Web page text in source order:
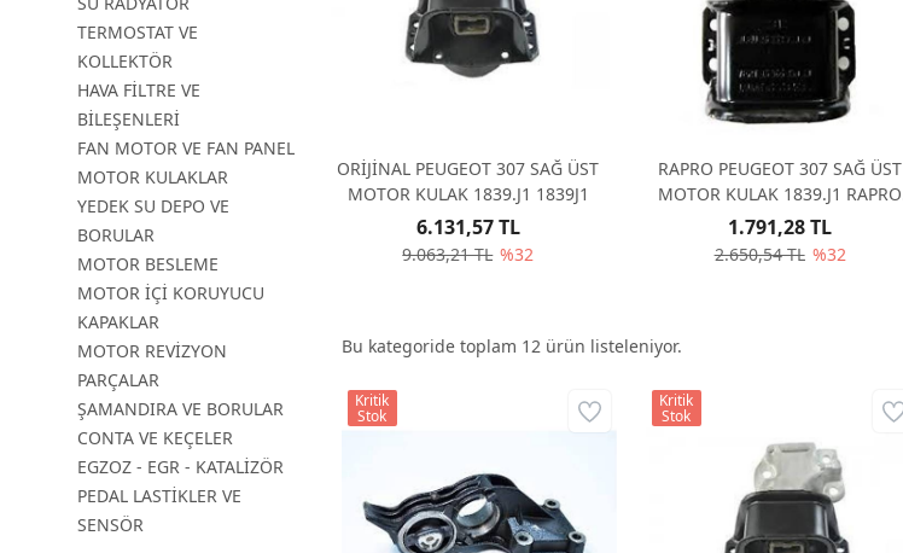
TERMOSTAT VE
KOLLEKTÖR
HAVA FİLTRE VE
BİLEŞENLERİ
FAN MOTOR VE FAN PANEL
MOTOR KULAKLAR
YEDEK SU DEPO VE
BORULAR
MOTOR BESLEME
MOTOR İÇİ KORUYUCU
KAPAKLAR
MOTOR REVİZYON
PARÇALAR
ŞAMANDIRA VE BORULAR
CONTA VE KEÇELER
EGZOZ - EGR - KATALİZÖR
PEDAL LASTİKLER VE
SENSÖR
ORİJİNAL PEUGEOT 307 SAĞ ÜST
MOTOR KULAK 1839.J1 1839J1
9.063,21 TL %32
6.131,57 TL
RAPRO PEUGEOT 307 SAĞ ÜST
MOTOR KULAK 1839.J1 RAPRO
59865
2.650,54 TL %32
1.791,28 TL
Bu kategoride toplam 12ürün listeleniyor.
Kritik
Stok
Kritik
Stok